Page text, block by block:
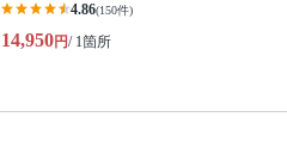
4.86(150件)
14,950円/ 1箇所